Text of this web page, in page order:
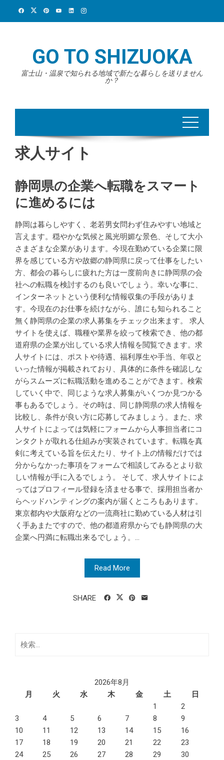
GO TO SHIZUOKA
富士山・温泉で知られる地域で新たな暮らしを送りません
か？
求人サイト
静岡県の企業へ転職をスマート
に進めるには
静岡は暮らしやすく、老若男女問わず住みやすい地域と
言えます。穏やかな気候と風光明媚な景色、そして大小
さまざまな企業があります。今現在勤めている企業に限
界を感じている方や故郷の静岡県に戻って仕事をしたい
方、都会の暮らしに疲れた方は一度前向きに静岡県の会
社への転職を検討するのも良いでしょう。幸いな事に、
インターネットという便利な情報収集の手段がありま
す。今現在のお仕事を続けながら、誰にも知られること
無く静岡県の企業の求人募集をチェック出来ます。 求人
サイトを使えば、職種や業界を絞って検索でき、他の都
道府県の企業が出している求人情報を閲覧できます。求
人サイトには、ポストや待遇、福利厚生や手当、年収と
いった情報が掲載されており、具体的に条件を確認しな
がらスムーズに転職活動を進めることができます。検索
していく中で、同じような求人募集がいくつか見つかる
事もあるでしょう。その時は、同じ静岡県の求人情報を
比較し、条件が良い方に応募してみましょう。また、求
人サイトによっては気軽にフォームから人事担当者にコ
ンタクトが取れる仕組みが実装されています。転職を真
剣に考えている旨を伝えたり、サイト上の情報だけでは
分からなかった事項をフォームで相談してみるとより欲
しい情報が手に入るでしょう。 そして、求人サイトによ
ってはプロフィール登録を済ませる事で、採用担当者か
らヘッドハンティングの案内が届くところもあります。
東京都内や大阪府などの一流商社に勤めている人材は引
く手あまたですので、他の都道府県からでも静岡県の大
企業へ円満に転職出来るでしょう。...
Read More
SHARE
索:
2026年8月
月
火 水 木 金 土
日
1
2
3
4 5 6 7 8
9
10
11 12 13 14 15
16
17
18 19 20 21 22
23
24
25 26 27 28 29
30